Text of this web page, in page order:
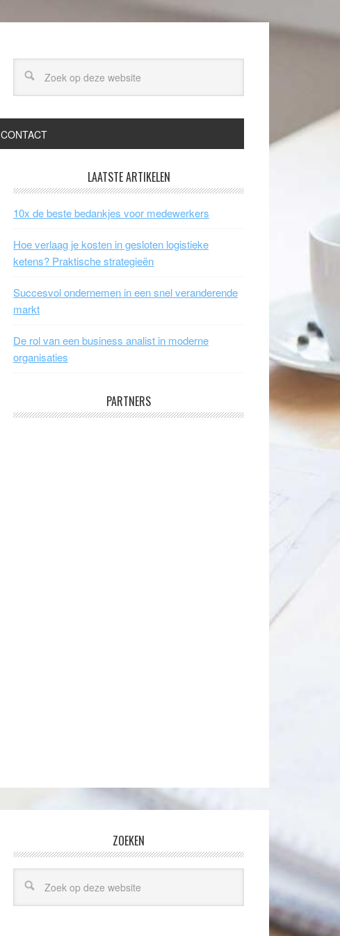
CONTACT
LAATSTE ARTIKELEN
10x de beste bedankjes voor medewerkers
Hoe verlaag je kosten in gesloten logistieke
ketens? Praktische strategieën
Succesvol ondernemen in een snel veranderende
markt
De rol van een business analist in moderne
organisaties
PARTNERS
ZOEKEN